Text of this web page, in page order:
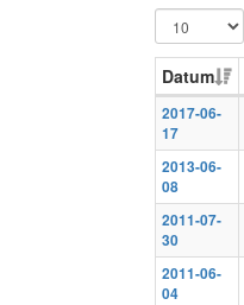
Datum
2017-06-
17
2013-06-
08
2011-07-
30
2011-06-
04